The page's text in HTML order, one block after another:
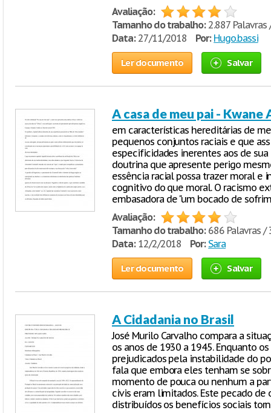
Avaliação:
Tamanho do trabalho:2.887 Palavras
Data:27/11/2018 Por: Hugo.bassi
Ler documento Salvar
A casa de meu pai - Kwane
em características hereditárias de
pequenos conjuntos raciais e que
especificidades inerentes aos de sua
doutrina que apresente perigo
essência racial possa trazer moral e
cognitivo do que moral. O racismo
embasadora de "um bocado de
Avaliação:
Tamanho do trabalho:686 Palavras /
Data:12/2/2018 Por:Sara
Ler documento Salvar
A Cidadania no Brasil
José Murilo Carvalho compara a
os anos de 1930 a 1945. Enquanto
prejudicados pela instabilidade do
fala que embora eles tenham se
momento de pouca ou nenhum a
civis eram limitados. Este pecado
distribuídos os benefícios sociais